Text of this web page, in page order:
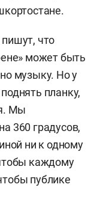
что
может быть
музыку. Но у
планку,
Мы
360 градусов,
ни к одному
каждому
публике